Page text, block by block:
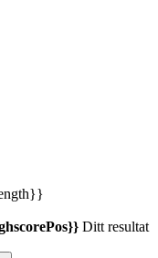
Ditt resultat